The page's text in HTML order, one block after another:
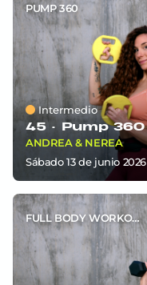
PUMP 360
Intermedio
45 · Pump 360
ANDREA & NEREA
sábado 13de junio 2026
FULL BODY WORKOUT